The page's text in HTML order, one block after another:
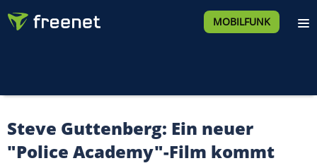
MOBILFUNK
Steve Guttenberg: Ein neuer
"Police Academy"-Film kommt